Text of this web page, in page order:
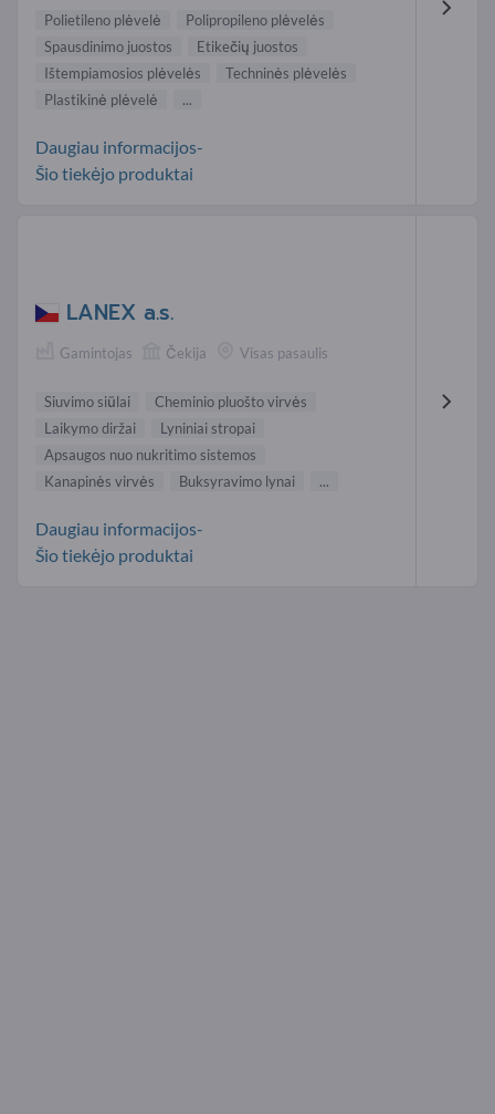
Polietileno plėvelė
Polipropileno plėvelės
Spausdinimo juostos
Etikečių juostos
Ištempiamosios plėvelės
Techninės plėvelės
Plastikinė plėvelė
...
Daugiau informacijos-
Šio tiekėjo produktai
LANEX a.s.
Gamintojas Čekija Visas pasaulis
Siuvimo siūlai
Cheminio pluošto virvės
Laikymo diržai
Lyniniai stropai
Apsaugos nuo nukritimo sistemos
Kanapinės virvės
Buksyravimo lynai ...
Daugiau informacijos-
Šio tiekėjo produktai